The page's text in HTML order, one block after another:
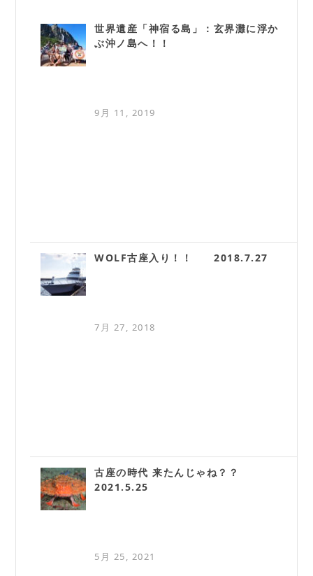
世界遺産「神宿る島」：玄界灘に浮か
ぶ沖ノ島へ！！
9月 11, 2019
WOLF古座入り！！ 2018.7.27
7月 27, 2018
古座の時代 来たんじゃね？？
2021.5.25
5月 25, 2021